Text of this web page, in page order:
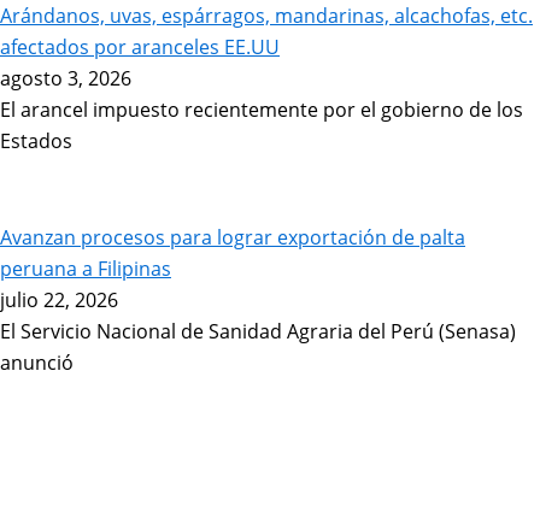
Arándanos, uvas, espárragos, mandarinas, alcachofas, etc.
afectados por aranceles EE.UU
agosto 3, 2026
El arancel impuesto recientemente por el gobierno de los
Estados
Avanzan procesos para lograr exportación de palta
peruana a Filipinas
julio 22, 2026
El Servicio Nacional de Sanidad Agraria del Perú (Senasa)
anunció